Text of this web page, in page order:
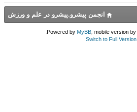
انجمن پیشرو.پیشرو در علم و ورزش
Powered by MyBB, mobile version by
Switch to Full Version